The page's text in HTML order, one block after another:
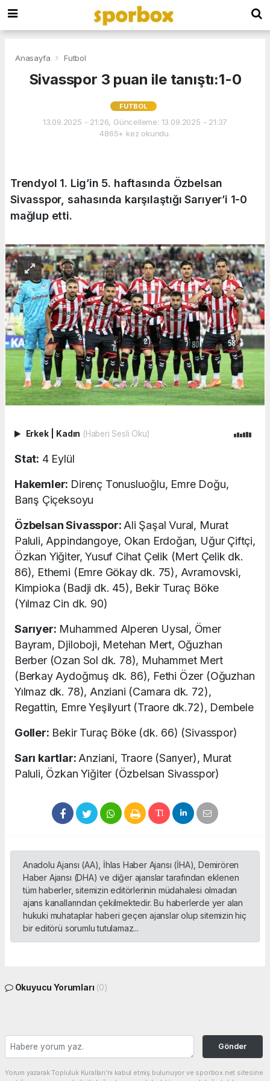
Anasayfa Futbol
Sivasspor 3 puan ile tanıştı:1-0
FUTBOL
13.09.2025 - 21:26, Güncelleme: 13.09.2025 - 21:37
4865+ kez okundu.
Trendyol 1. Lig’in 5. haftasında Özbelsan
Sivasspor, sahasında karşılaştığı Sarıyer’i 1-0
mağlup etti.
Erkek Kadın (Haberi Sesli Oku)
Stat: 4 Eylül
Hakemler: Direnç Tonusluoğlu, Emre Doğu,
Barış Çiçeksoyu
Özbelsan Sivasspor: Ali Şaşal Vural, Murat
Paluli, Appindangoye, Okan Erdoğan, Uğur Çiftçi,
Özkan Yiğiter, Yusuf Cihat Çelik (Mert Çelik dk.
86), Ethemi (Emre Gökay dk. 75), Avramovski,
Kimpioka (Badji dk. 45), Bekir Turaç Böke
(Yılmaz Cin dk. 90)
Sarıyer: Muhammed Alperen Uysal, Ömer
Bayram, Djiloboji, Metehan Mert, Oğuzhan
Berber (Ozan Sol dk. 78), Muhammet Mert
(Berkay Aydoğmuş dk. 86), Fethi Özer (Oğuzhan
Yılmaz dk. 78), Anziani (Camara dk. 72),
Regattin, Emre Yeşilyurt (Traore dk.72), Dembele
Goller: Bekir Turaç Böke (dk. 66) (Sivasspor)
Sarı kartlar: Anziani, Traore (Sarıyer), Murat
Paluli, Özkan Yiğiter (Özbelsan Sivasspor)
Anadolu Ajansı (AA), İhlas Haber Ajansı (İHA), Demirören
Haber Ajansı (DHA) ve diğer ajanslar tarafından eklenen
tüm haberler, sitemizin editörlerinin müdahalesi olmadan
ajans kanallarından çekilmektedir. Bu haberlerde yer alan
hukuki muhataplar haberi geçen ajanslar olup sitemizin hiç
bir editörü sorumlu tutulamaz...
Okuyucu Yorumları (0)
Gönder
Yorum yazarak Topluluk Kuralları’nı kabul etmiş bulunuyor ve sporbox.net sitesine